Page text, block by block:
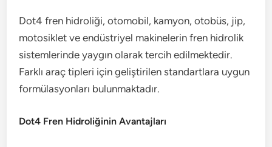
Dot4 fren hidroliği, otomobil, kamyon, otobüs, jip,
motosiklet ve endüstriyel makinelerin fren hidrolik
sistemlerinde yaygın olarak tercih edilmektedir.
Farklı araç tipleri için geliştirilen standartlara uygun
formülasyonları bulunmaktadır.
Dot4 Fren Hidroliğinin Avantajları